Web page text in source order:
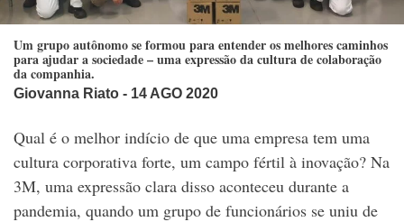
Um grupo autônomo se formou para entender os melhores caminhos
para ajudar a sociedade – uma expressão da cultura de colaboração
da companhia.
Giovanna Riato - 14 AGO 2020
Qual é o melhor indício de que uma empresa tem uma
cultura corporativa forte, um campo fértil à inovação? Na
3M, uma expressão clara disso aconteceu durante a
pandemia, quando um grupo de funcionários se uniu de